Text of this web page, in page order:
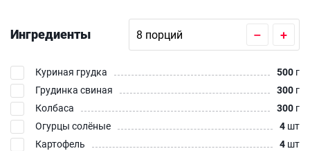
Ингредиенты – +
Куриная грудка 500 г
Грудинка свиная
300 г
Колбаса
300 г
Огурцы солёные
4 шт
Картофель
4 шт